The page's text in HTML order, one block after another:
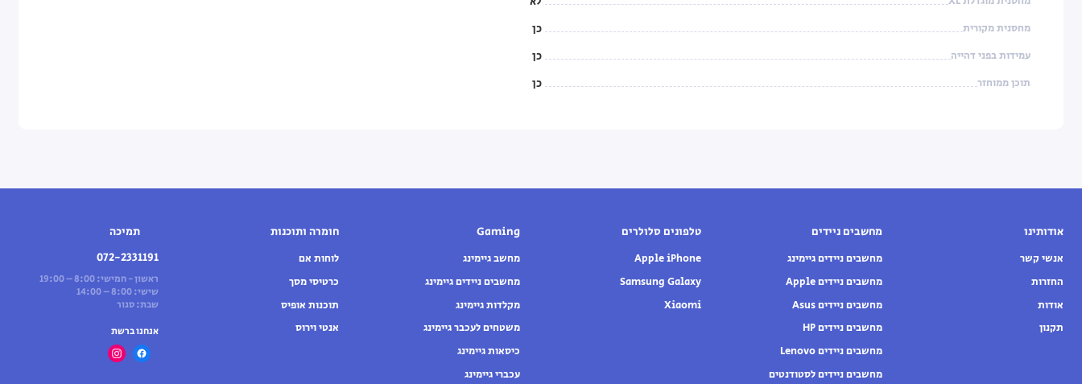
מחסנית מקורית כן
עמידות בפני דהייה כן
תוכן ממוחזר כן
אודותינו
אנשי קשר
החזרות
אודות
תקנון
מחשבים ניידים
מחשבים ניידים גיימינג
מחשבים ניידים Apple
מחשבים ניידים Asus
מחשבים ניידים HP
מחשבים ניידים Lenovo
מחשבים ניידים לסטודנטים
טלפונים סלולרים
Apple iPhone
Samsung Galaxy
Xiaomi
Gaming
מחשב גיימינג
מחשבים ניידים גיימינג
מקלדות גיימינג
משטחים לעכבר גיימינג
כיסאות גיימינג
עכברי גיימינג
חומרה ותוכנות
לוחות אם
כרטיסי מסך
תוכנות אופיס
אנטי וירוס
תמיכה
072-2331191
ראשון - חמישי: 8:00 – 19:00
שישי: 8:00 – 14:00
שבת: סגור
אנחנו ברשת